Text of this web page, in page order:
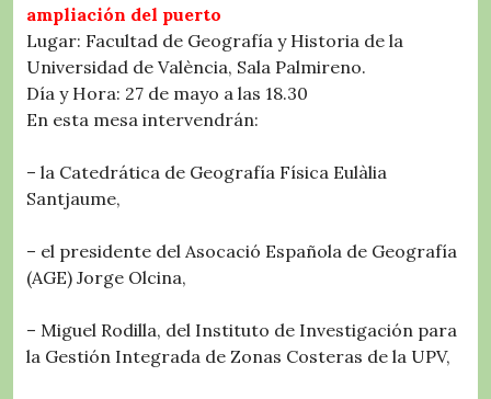
ampliación del puerto
Lugar: Facultad de Geografía y Historia de la
Universidad de València, Sala Palmireno.
Día y Hora: 27 de mayo a las 18.30
En esta mesa intervendrán:
– la Catedrática de Geografía Física Eulàlia
Santjaume,
– el presidente del Asocació Española de Geografía
(AGE) Jorge Olcina,
– Miguel Rodilla, del Instituto de Investigación para
la Gestión Integrada de Zonas Costeras de la UPV,